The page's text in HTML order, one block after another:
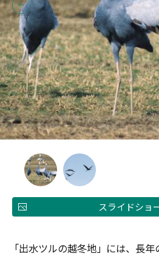
スライドショ
「出水ツルの越冬地」には、長